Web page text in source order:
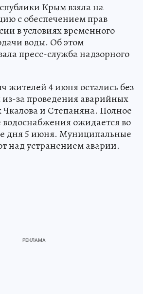
Крым взяла на
с обеспечением прав
в условиях временного
воды. Об этом
пресс-служба надзорного
жителей 4 июня остались без
за проведения аварийных
Чкалова и Степаняна. Полное
водоснабжения ожидается во
дня 5 июня. Муниципальные
над устранением аварии.